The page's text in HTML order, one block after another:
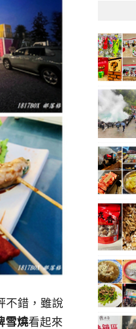
不錯，雖說
雪燒看起來